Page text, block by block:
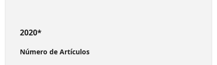
2020*
Número de Artículos